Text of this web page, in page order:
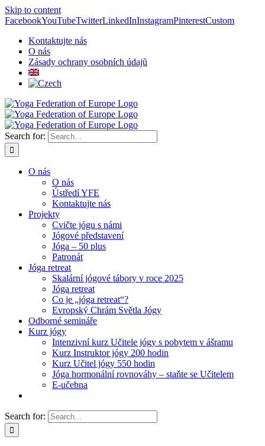
Skip to content
FacebookYouTubeTwitterLinkedInInstagramPinterestCustom
Kontaktujte nás
O nás
Zásady ochrany osobních údajů
Search for:
O nás
O nás
Ústředí YFE
Kontaktujte nás
Projekty
Cvičte jógu s námi
Jógové představení
Jóga – 50 plus
Patronát
Jóga retreat
Skalární jógové tábory v roce 2025
Jóga retreat
Co je „jóga retreat“?
Evropský Chrám Světla Jógy
Odborné semináře
Kurz jógy
Intenzivní kurz Učitele jógy s pobytem v ášramu
Kurz Instruktor jógy 200 hodin
Kurz Učitel jógy 550 hodin
Jóga hormonální rovnováhy – staňte se Učitelem
E-učebna
Search for: